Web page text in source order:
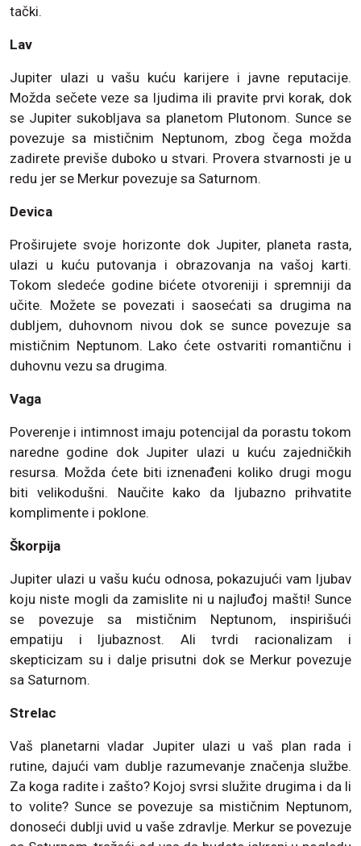
tački.
Lav
Jupiter ulazi u vašu kuću karijere i javne reputacije.
Možda sečete veze sa ljudima ili pravite prvi korak, dok
se Jupiter sukobljava sa planetom Plutonom. Sunce se
povezuje sa mističnim Neptunom, zbog čega možda
zadirete previše duboko u stvari. Provera stvarnosti je u
redu jer se Merkur povezuje sa Saturnom.
Devica
Proširujete svoje horizonte dok Jupiter, planeta rasta,
ulazi u kuću putovanja i obrazovanja na vašoj karti.
Tokom sledeće godine bićete otvoreniji i spremniji da
učite. Možete se povezati i saosećati sa drugima na
dubljem, duhovnom nivou dok se sunce povezuje sa
mističnim Neptunom. Lako ćete ostvariti romantičnu i
duhovnu vezu sa drugima.
Vaga
Poverenje i intimnost imaju potencijal da porastu tokom
naredne godine dok Jupiter ulazi u kuću zajedničkih
resursa. Možda ćete biti iznenađeni koliko drugi mogu
biti velikodušni. Naučite kako da ljubazno prihvatite
komplimente i poklone.
Škorpija
Jupiter ulazi u vašu kuću odnosa, pokazujući vam ljubav
koju niste mogli da zamislite ni u najluđoj mašti! Sunce
se povezuje sa mističnim Neptunom, inspirišući
empatiju i ljubaznost. Ali tvrdi racionalizam i
skepticizam su i dalje prisutni dok se Merkur povezuje
sa Saturnom.
Strelac
Vaš planetarni vladar Jupiter ulazi u vaš plan rada i
rutine, dajući vam dublje razumevanje značenja službe.
Za koga radite i zašto? Kojoj svrsi služite drugima i da li
to volite? Sunce se povezuje sa mističnim Neptunom,
donoseći dublji uvid u vaše zdravlje. Merkur se povezuje